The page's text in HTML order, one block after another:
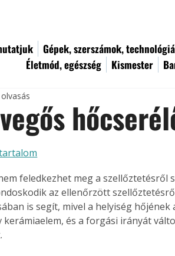
Gépek, szerszámok,
Életmód, egészség
Kismester
feledkezhet meg a szellőztetésről
az ellenőrzött
is segít, mivel a helyiség hőjének
kerámiaelem, és a forgási irányát